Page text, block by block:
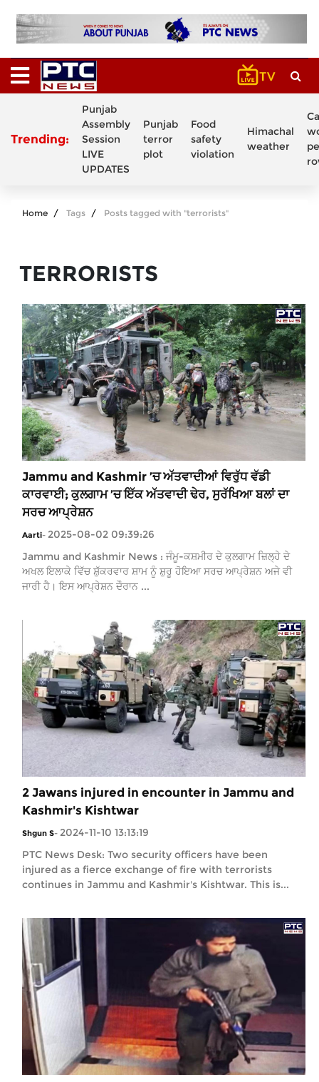
Trending:
Punjab
Assembly
Session
LIVE
UPDATES
Punjab
terror
plot
Food
safety
violation
Himachal
weather
Home Tags Posts tagged with "terrorists"
TERRORISTS
Jammu and Kashmir ’ਚ ਅੱਤਵਾਦੀਆਂ ਵਿਰੁੱਧ ਵੱਡੀ
ਕਾਰਵਾਈ; ਕੁਲਗਾਮ ’ਚ ਇੱਕ ਅੱਤਵਾਦੀ ਢੇਰ, ਸੁਰੱਖਿਆ ਬਲਾਂ ਦਾ
ਸਰਚ ਆਪ੍ਰੇਸ਼ਨ
Aarti- 2025-08-02 09:39:26
Jammu and Kashmir News : ਜੰਮੂ-ਕਸ਼ਮੀਰ ਦੇ ਕੁਲਗਾਮ ਜ਼ਿਲ੍ਹੇ ਦੇ
ਅਖਲ ਇਲਾਕੇ ਵਿੱਚ ਸ਼ੁੱਕਰਵਾਰ ਸ਼ਾਮ ਨੂੰ ਸ਼ੁਰੂ ਹੋਇਆ ਸਰਚ ਆਪ੍ਰੇਸ਼ਨ ਅਜੇ ਵੀ
ਜਾਰੀ ਹੈ। ਇਸ ਆਪ੍ਰੇਸ਼ਨ ਦੌਰਾਨ ...
2 Jawans injured in encounter in Jammu and
Kashmir's Kishtwar
Shgun S- 2024-11-10 13:13:19
PTC News Desk: Two security officers have been
injured as a fierce exchange of fire with terrorists
continues in Jammu and Kashmir's Kishtwar. This is...